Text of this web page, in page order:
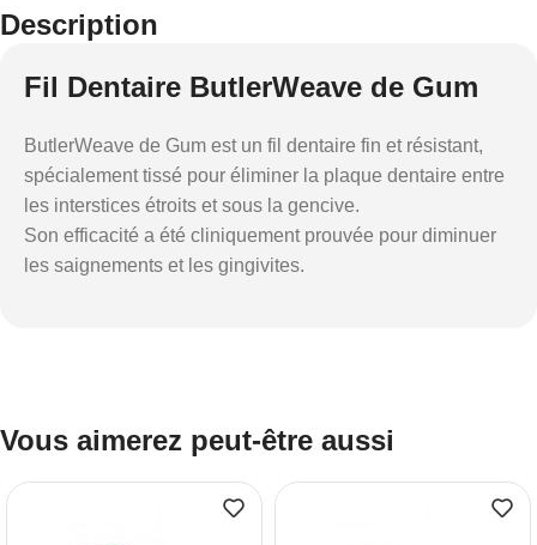
Description
Fil Dentaire ButlerWeave de Gum
ButlerWeave de Gum est un fil dentaire fin et résistant,
spécialement tissé pour éliminer la plaque dentaire entre
les interstices étroits et sous la gencive.
Son efficacité a été cliniquement prouvée pour diminuer
les saignements et les gingivites.
Vous aimerez peut-être aussi